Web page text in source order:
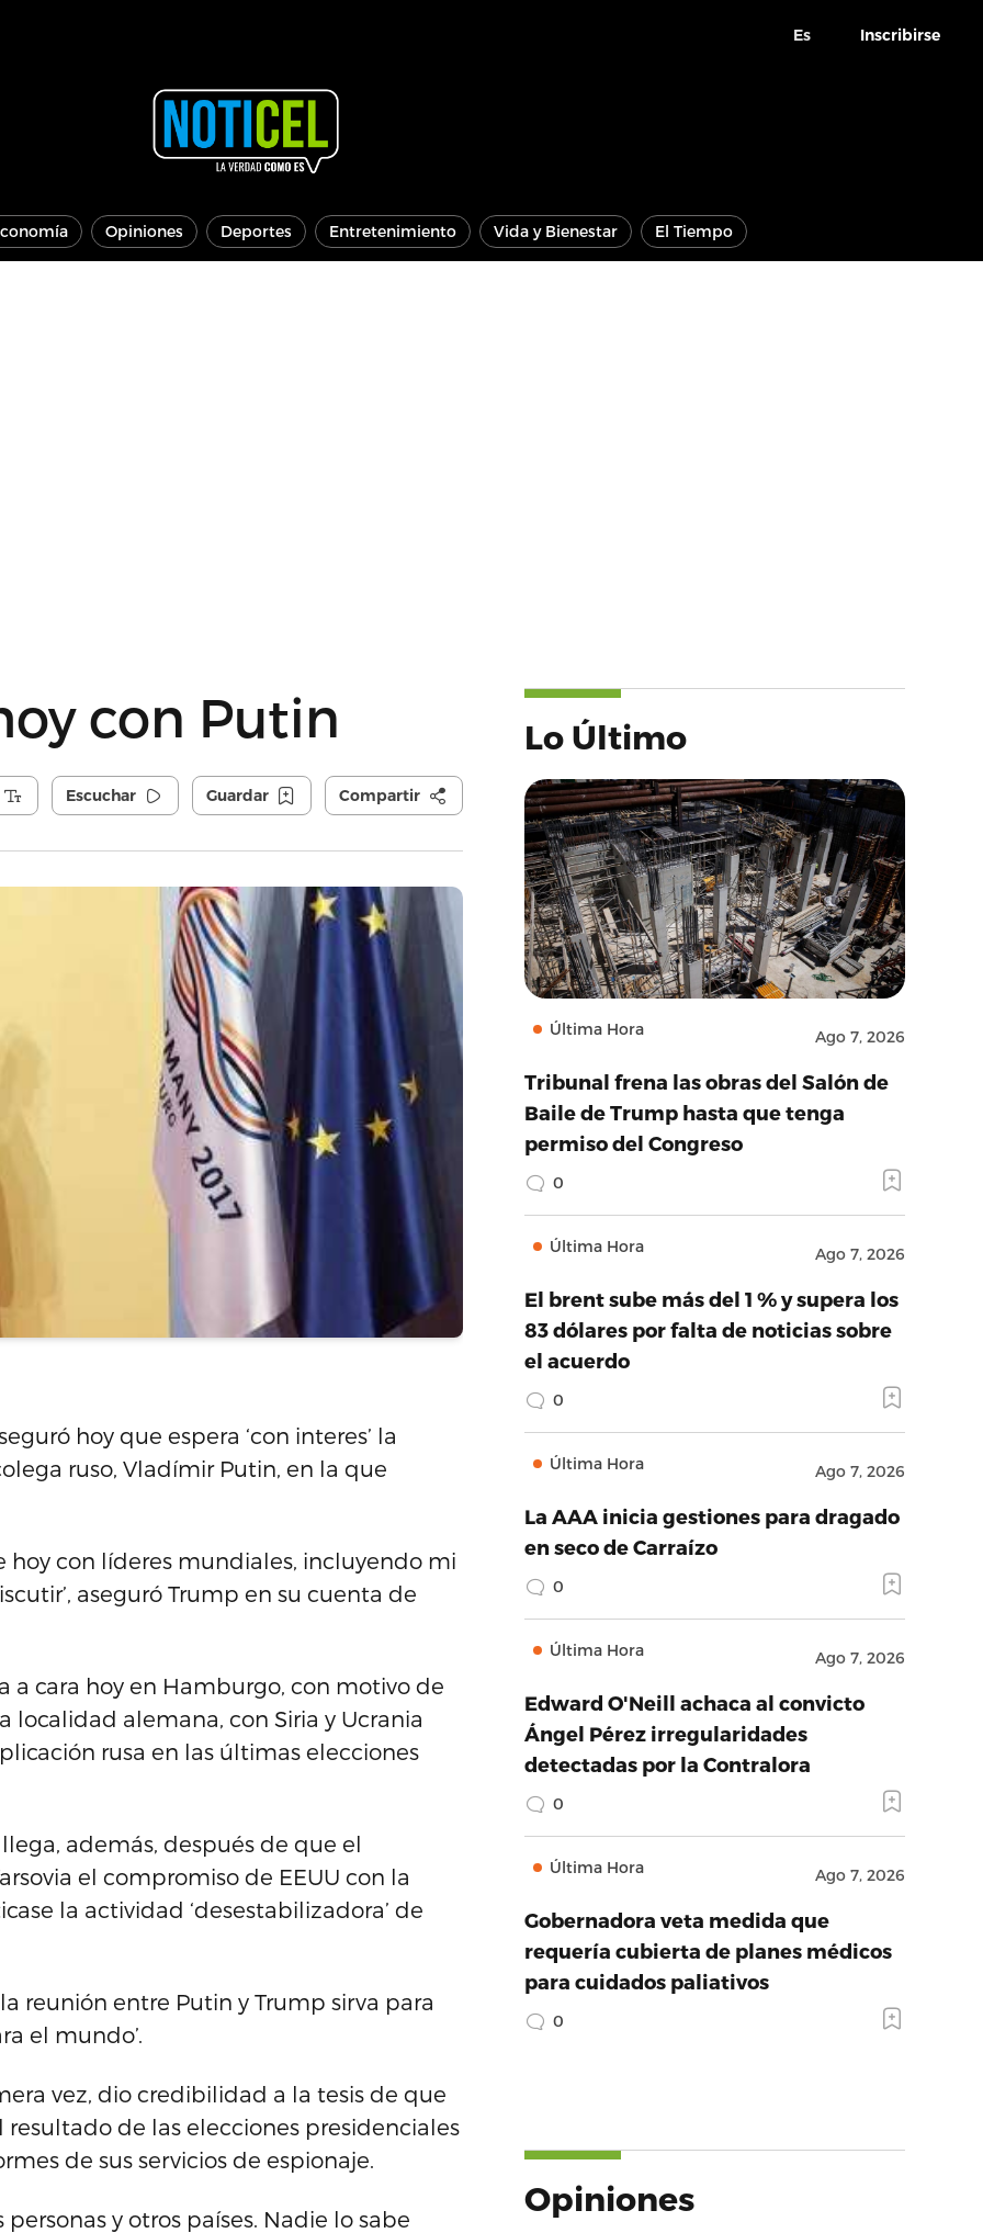
Es Inscribirse
Opiniones Deportes Entretenimiento Vida y Bienestar El Tiempo
con Putin
Escuchar Guardar Compartir
hoy que espera ‘con interes’ la
ruso, Vladímir Putin, en la que
hoy con líderes mundiales, incluyendo mi
aseguró Trump en su cuenta de
cara hoy en Hamburgo, con motivo de
localidad alemana, con Siria y Ucrania
rusa en las últimas elecciones
además, después de que el
el compromiso de EEUU con la
la actividad ‘desestabilizadora’ de
reunión entre Putin y Trump sirva para
el mundo’.
vez, dio credibilidad a la tesis de que
de las elecciones presidenciales
de sus servicios de espionaje.
y otros países. Nadie lo sabe
Lo Último
Última Hora Ago 7, 2026
Tribunal frena las obras del Salón de
Baile de Trump hasta que tenga
permiso del Congreso
0
Última Hora Ago 7, 2026
El brent sube más del 1 % y supera los
83 dólares por falta de noticias sobre
el acuerdo
0
Última Hora Ago 7, 2026
La AAA inicia gestiones para dragado
en seco de Carraízo
0
Última Hora Ago 7, 2026
Edward O'Neill achaca al convicto
Ángel Pérez irregularidades
detectadas por la Contralora
0
Última Hora Ago 7, 2026
Gobernadora veta medida que
requería cubierta de planes médicos
para cuidados paliativos
0
Opiniones